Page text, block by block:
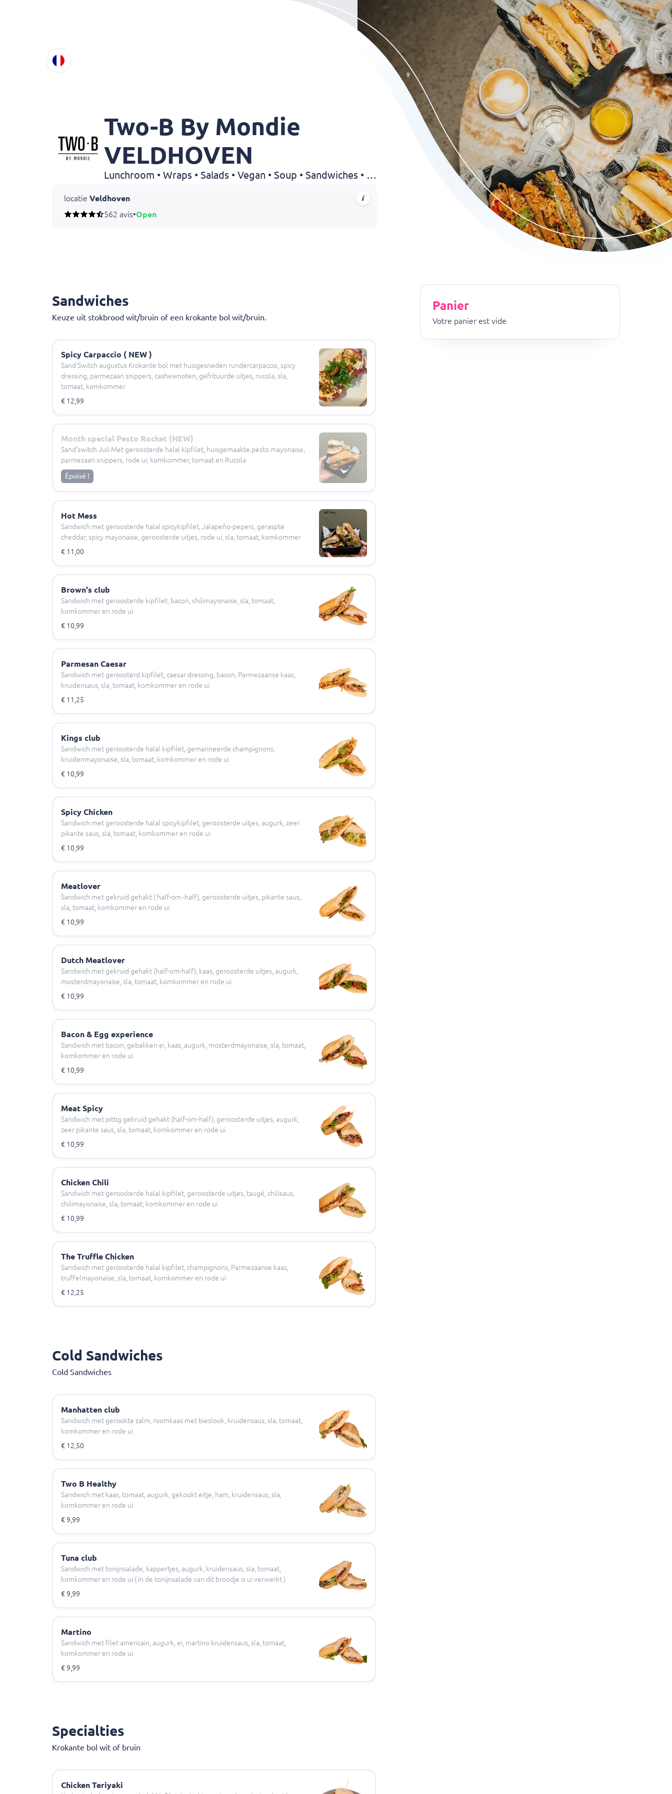
Two-B By Mondie
VELDHOVEN
Lunchroom • Wraps • Salads • Vegan • Soup • Sandwiches • Lunch • Hamburgers
locatie Veldhoven
562 avis•Open
Sandwiches
Keuze uit stokbrood wit/bruin of een krokante bol wit/bruin.
Spicy Carpaccio ( NEW )
Sand'Switch augustus Krokante bol met huisgesneden rundercarpaccio, spicy
dressing, parmezaan snippers, cashewnoten, gefrituurde uitjes, rucola, sla,
tomaat, komkommer
€ 12,99
Month special Pesto Rocket (NEW)
Sand'switch Juli Met geroosterde halal kipfilet, huisgemaakte pesto mayonaise,
parmezaan snippers, rode ui, komkommer, tomaat en Rucola
Épuisé !
Hot Mess
Sandwich met geroosterde halal spicykipfilet, Jalapeño-pepers, geraspte
cheddar, spicy mayonaise, geroosterde uitjes, rode ui, sla, tomaat, komkommer
€ 11,00
Brown's club
Sandwich met geroosterde kipfilet, bacon, chilimayonaise, sla, tomaat,
komkommer en rode ui
€ 10,99
Parmesan Caesar
Sandwich met geroosterd kipfilet, caesar dressing, bacon, Parmezaanse kaas,
kruidensaus, sla, tomaat, komkommer en rode ui
€ 11,25
Kings club
Sandwich met geroosterde halal kipfilet, gemarineerde champignons,
kruidenmayonaise, sla, tomaat, komkommer en rode ui
€ 10,99
Spicy Chicken
Sandwich met geroosterde halal spicykipfilet, geroosterde uitjes, augurk, zeer
pikante saus, sla, tomaat, komkommer en rode ui
€ 10,99
Meatlover
Sandwich met gekruid gehakt ( half-om -half), geroosterde uitjes, pikante saus,
sla, tomaat, komkommer en rode ui
€ 10,99
Dutch Meatlover
Sandwich met gekruid gehakt (half-om-half), kaas, geroosterde uitjes, augurk,
mosterdmayonaise, sla, tomaat, komkommer en rode ui
€ 10,99
Bacon & Egg experience
Sandwich met bacon, gebakken ei, kaas, augurk, mosterdmayonaise, sla, tomaat,
komkommer en rode ui
€ 10,99
Meat Spicy
Sandwich met pittig gekruid gehakt (half-om-half), geroosterde uitjes, augurk,
zeer pikante saus, sla, tomaat, komkommer en rode ui
€ 10,99
Chicken Chili
Sandwich met geroosterde halal kipfilet, geroosterde uitjes, taugé, chilisaus,
chilimayonaise, sla, tomaat, komkommer en rode ui
€ 10,99
The Truffle Chicken
Sandwich met geroosterde halal kipfilet, champignons, Parmezaanse kaas,
truffelmayonaise, sla, tomaat, komkommer en rode ui
€ 12,25
Cold Sandwiches
Cold Sandwiches
Manhatten club
Sandwich met gerookte zalm, roomkaas met bieslook, kruidensaus, sla, tomaat,
komkommer en rode ui
€ 12,50
Two B Healthy
Sandwich met kaas, tomaat, augurk, gekookt eitje, ham, kruidensaus, sla,
komkommer en rode ui
€ 9,99
Tuna club
Sandwich met tonijnsalade, kappertjes, augurk, kruidensaus, sla, tomaat,
komkommer en rode ui ( in de tonijnsalade van dit broodje is ui verwerkt )
€ 9,99
Martino
Sandwich met filet americain, augurk, ei, martino kruidensaus, sla, tomaat,
komkommer en rode ui
€ 9,99
Specialties
Krokante bol wit of bruin
Chicken Teriyaki
Panier
Votre panier est vide